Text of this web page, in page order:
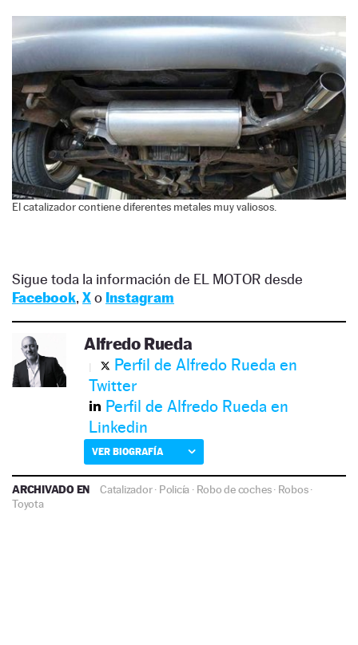
El catalizador contiene diferentes metales muy valiosos.
Sigue toda la información de EL MOTOR desde
Facebook, Xo Instagram
Alfredo Rueda
Perfil de Alfredo Rueda en
Twitter
Perfil de Alfredo Rueda en
Linkedin
VER BIOGRAFÍA
ARCHIVADO EN Catalizador· Policía · Robo de coches· Robos·
Toyota